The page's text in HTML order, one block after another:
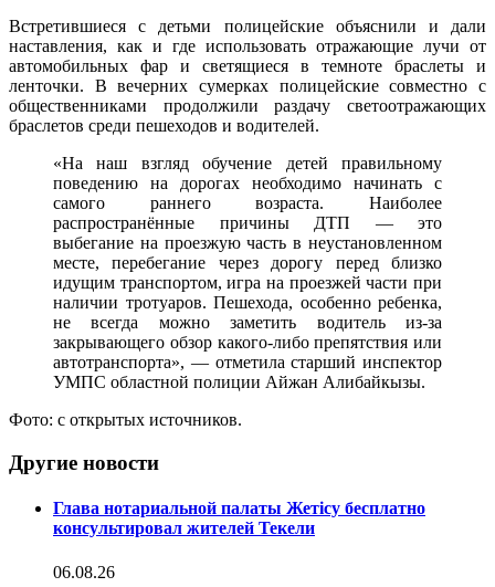
Встретившиеся с детьми полицейские объяснили и дали
наставления, как и где использовать отражающие лучи от
автомобильных фар и светящиеся в темноте браслеты и
ленточки. В вечерних сумерках полицейские совместно с
общественниками продолжили раздачу светоотражающих
браслетов среди пешеходов и водителей.
«На наш взгляд обучение детей правильному
поведению на дорогах необходимо начинать с
самого раннего возраста. Наиболее
распространённые причины ДТП — это
выбегание на проезжую часть в неустановленном
месте, перебегание через дорогу перед близко
идущим транспортом, игра на проезжей части при
наличии тротуаров. Пешехода, особенно ребенка,
не всегда можно заметить водитель из-за
закрывающего обзор какого-либо препятствия или
автотранспорта», — отметила старший инспектор
УМПС областной полиции Айжан Алибайкызы.
Фото: с открытых источников.
Другие новости
Глава нотариальной палаты Жетісу бесплатно
консультировал жителей Текели
06.08.26